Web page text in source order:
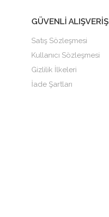
GÜVENLİ ALIŞVERİŞ
Satış Sözleşmesi
Kullanıcı Sözleşmesi
Gizlilik İlkeleri
İade Şartları